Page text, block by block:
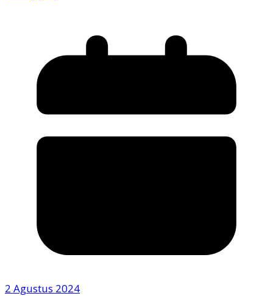
2 Agustus 2024